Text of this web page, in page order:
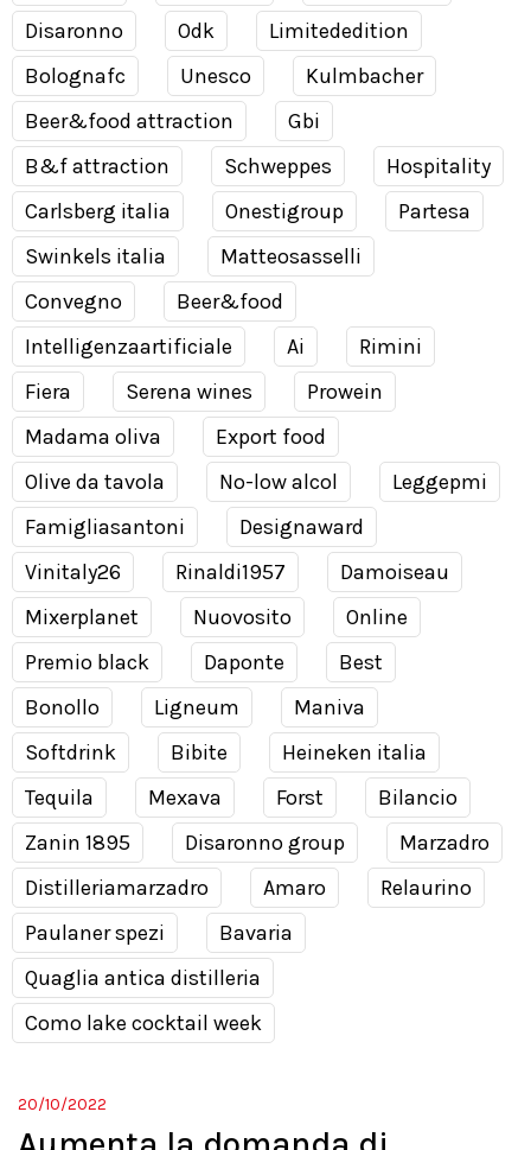
Disaronno
Odk
Limitededition
Bolognafc
Unesco
Kulmbacher
Beer&food attraction
Gbi
B&f attraction
Schweppes
Hospitality
Carlsberg italia
Onestigroup
Partesa
Swinkels italia
Matteosasselli
Convegno
Beer&food
Intelligenzaartificiale
Ai
Rimini
Fiera
Serena wines
Prowein
Madama oliva
Export food
Olive da tavola
No-low alcol
Leggepmi
Famigliasantoni
Designaward
Vinitaly26
Rinaldi1957
Damoiseau
Mixerplanet
Nuovosito
Online
Premio black
Daponte
Best
Bonollo
Ligneum
Maniva
Softdrink
Bibite
Heineken italia
Tequila
Mexava Forst
Bilancio
Zanin 1895
Disaronno group
Marzadro
Distilleriamarzadro
Amaro
Relaurino
Paulaner spezi
Bavaria
Quaglia antica distilleria
Como lake cocktail week
20/10/2022